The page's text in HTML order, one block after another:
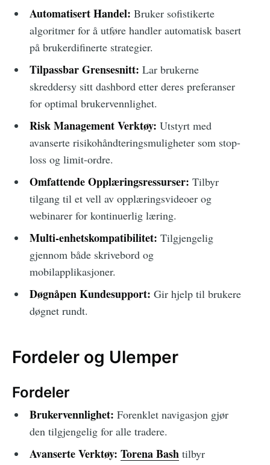
Automatisert Handel: Bruker sofistikerte
algoritmer for å utføre handler automatisk basert
på brukerdifinerte strategier.
Tilpassbar Grensesnitt: Lar brukerne
skreddersy sitt dashbord etter deres preferanser
for optimal brukervennlighet.
Risk Management Verktøy: Utstyrt med
avanserte risikohåndteringsmuligheter som stop-
loss og limit-ordre.
Omfattende Opplæringsressurser: Tilbyr
tilgang til et vell av opplæringsvideoer og
webinarer for kontinuerlig læring.
Multi-enhetskompatibilitet: Tilgjengelig
gjennom både skrivebord og
mobilapplikasjoner.
Døgnåpen Kundesupport: Gir hjelp til brukere
døgnet rundt.
Fordeler og Ulemper
Fordeler
Brukervennlighet: Forenklet navigasjon gjør
den tilgjengelig for alle tradere.
Avanserte Verktøy: Torena Bashtilbyr